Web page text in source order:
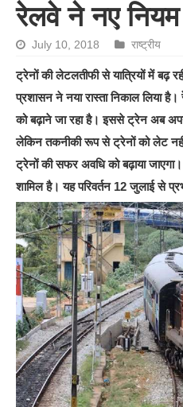
रेलवे ने नए
July 10, 2018 राष्ट्रीय
ट्रेनों की लेटलतीफी से यात्रियों में बढ़
प्रशासन ने नया रास्ता निकाल लिया
को बढ़ाने जा रहा है। इससे ट्रेन अब
लेकिन तकनीकी रूप से ट्रेनों को लेट
ट्रेनों की सफर अवधि को बढ़ाया
शामिल है। यह परिवर्तन 12 जुलाई से